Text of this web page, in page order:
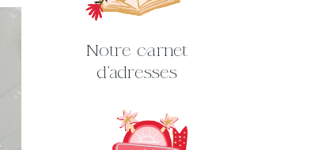
Notre carnet
d'adresses